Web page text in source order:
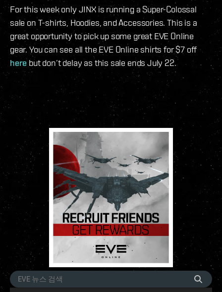
For this week only J!NX is running a Super-Colossal
sale on T-shirts, Hoodies, and Accessories. This is a
great opportunity to pick up some great EVE Online
gear. You can see all the EVE Online shirts for $7 off
herebut don’t delay as this sale ends July 22.